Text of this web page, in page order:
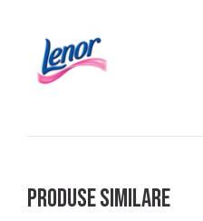
Produse similare